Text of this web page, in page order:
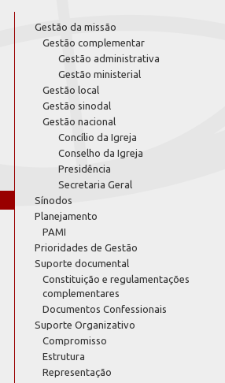
Gestão da missão
Gestão complementar
Gestão administrativa
Gestão ministerial
Gestão local
Gestão sinodal
Gestão nacional
Concílio da Igreja
Conselho da Igreja
Presidência
Secretaria Geral
Sínodos
Planejamento
PAMI
Prioridades de Gestão
Suporte documental
Constituição e regulamentações
complementares
Documentos Confessionais
Suporte Organizativo
Compromisso
Estrutura
Representação